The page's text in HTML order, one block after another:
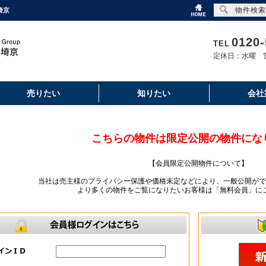
京
TEL
定休日：水曜
売りたい 知りたい 会社
こちらの物件は限定公開の物件にな
【会員限定公開物件について】
当社は売主様のプライバシー保護や価格未定などにより、一般公開が
より多くの物件をご覧になりたいお客様は「無料会員」に
物件検索